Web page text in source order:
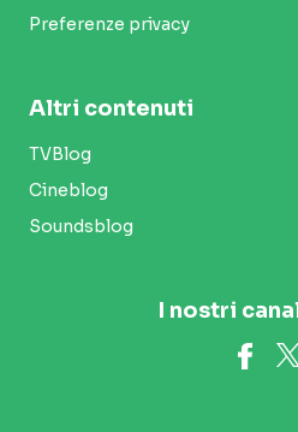
Preferenze privacy
Altri contenuti
TVBlog
Cineblog
Soundsblog
I nostri